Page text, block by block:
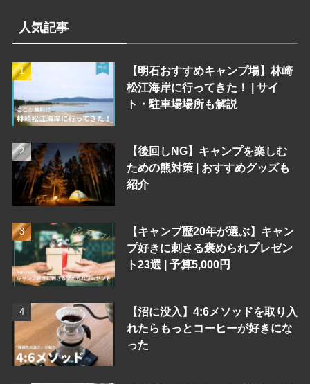
人気記事
【明石おすすめキャンプ場】林崎
松江海岸に行ってきた！ | サイ
ト・駐車場場所も解説
【後回しNG】キャンプを楽しむ
ための熊対策 | おすすめグッズも
紹介
【キャンプ歴20年が選ぶ】キャン
プ好きに刺さる褒められプレゼン
ト23選 | 予算5,000円
【沼に没入】4:6メソッドを取り入
れたらもっとコーヒーが好きにな
った